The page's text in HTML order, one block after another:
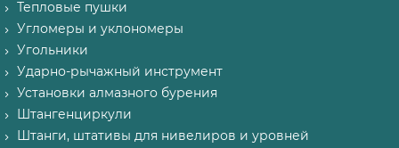
Тепловые пушки
Угломеры и уклономеры
Угольники
Ударно-рычажный инструмент
Установки алмазного бурения
Штангенциркули
Штанги, штативы для нивелиров и уровней